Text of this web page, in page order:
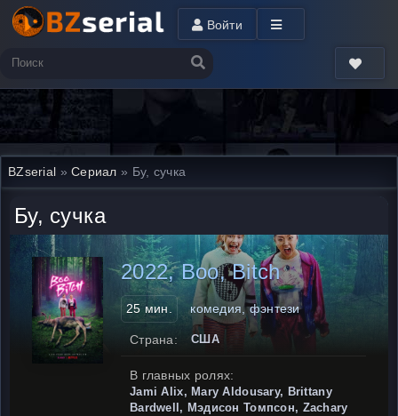
Войти
BZserial »Сериал » Бу, сучка
Бу, сучка
2022, Boo, Bitch
25 мин. комедия, фэнтези
Страна: США
В главных ролях:
Jami Alix, Mary Aldousary, Brittany
Bardwell, Мэдисон Томпсон, Zachary